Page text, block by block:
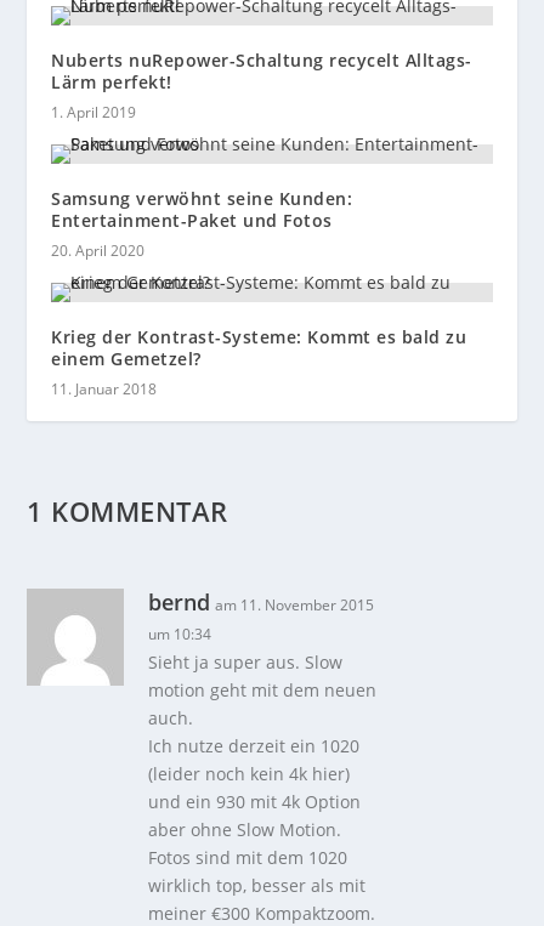
Nuberts nuRepower-Schaltung recycelt Alltags-
Lärm perfekt!
1. April 2019
Samsung verwöhnt seine Kunden:
Entertainment-Paket und Fotos
20. April 2020
Krieg der Kontrast-Systeme: Kommt es bald zu
einem Gemetzel?
11. Januar 2018
1 KOMMENTAR
bernd am 11. November 2015
um 10:34
Sieht ja super aus. Slow
motion geht mit dem neuen
auch.
Ich nutze derzeit ein 1020
(leider noch kein 4k hier)
und ein 930 mit 4k Option
aber ohne Slow Motion.
Fotos sind mit dem 1020
wirklich top, besser als mit
meiner €300 Kompaktzoom.